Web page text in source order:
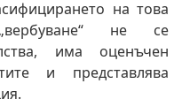
на това
не се
има оценъчен
и представлява